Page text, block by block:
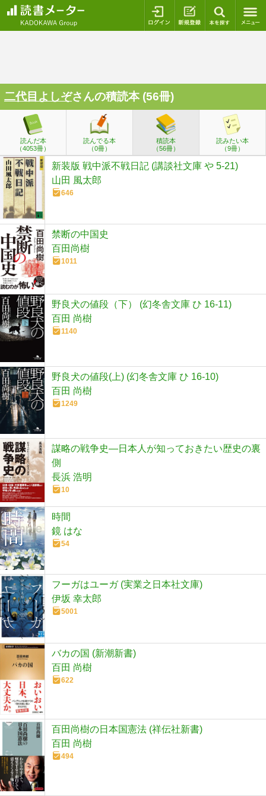
ログイン 新規登録
二代目よしぞさんの積読本 (56冊)
読んだ本
（4053冊）
読んでる本
（0冊）
積読本
（56冊）
読みたい本
（9冊）
新装版 戦中派不戦日記 (講談社文庫 や 5-21)
山田 風太郎
646
禁断の中国史
百田尚樹
1011
野良犬の値段（下） (幻冬舎文庫 ひ 16-11)
百田 尚樹
1140
野良犬の値段(上) (幻冬舎文庫 ひ 16-10)
百田 尚樹
1249
謀略の戦争史―日本人が知っておきたい歴史の裏
側
長浜 浩明
10
時間
鏡 はな
54
フーガはユーガ (実業之日本社文庫)
伊坂 幸太郎
5001
バカの国 (新潮新書)
百田 尚樹
622
百田尚樹の日本国憲法 (祥伝社新書)
百田 尚樹
494